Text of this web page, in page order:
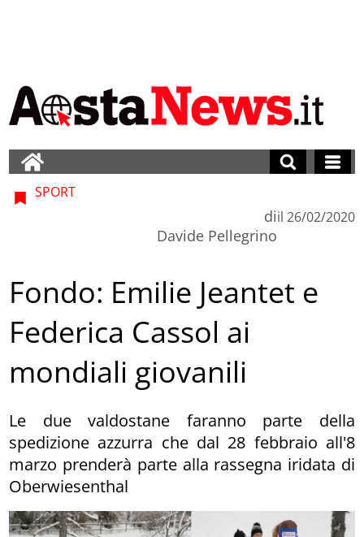
SPORT
di
Davide Pellegrino
il 26/02/2020
Fondo: Emilie Jeantet e
Federica Cassol ai
mondiali giovanili
Le due valdostane faranno parte della
spedizione azzurra che dal 28 febbraio all'8
marzo prenderà parte alla rassegna iridata di
Oberwiesenthal